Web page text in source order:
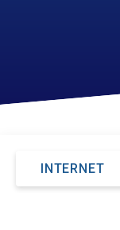
INTERNET